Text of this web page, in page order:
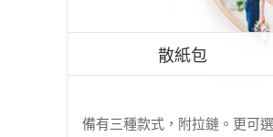
散紙包
備有三種款式，附拉鏈。更可